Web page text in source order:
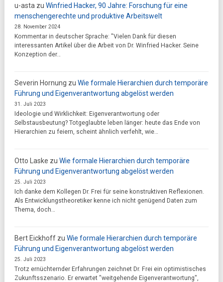
u-asta zu Winfried Hacker, 90 Jahre: Forschung für eine
menschengerechte und produktive Arbeitswelt
28. November 2024
Kommentar in deutscher Sprache: "Vielen Dank für diesen
interessanten Artikel über die Arbeit von Dr. Winfried Hacker. Seine
Konzeption der…
Severin Hornung zu Wie formale Hierarchien durch temporäre
Führung und Eigenverantwortung abgelöst werden
31. Juli 2023
Ideologie und Wirklichkeit: Eigenverantwortung oder
Selbstausbeutung? Totgeglaubte leben länger: heute das Ende von
Hierarchien zu feiern, scheint ähnlich verfehlt, wie…
Otto Laske zu Wie formale Hierarchien durch temporäre
Führung und Eigenverantwortung abgelöst werden
25. Juli 2023
Ich danke dem Kollegen Dr. Frei für seine konstruktiven Reflexionen.
Als Entwicklungstheoretiker kenne ich nicht genügend Daten zum
Thema, doch…
Bert Eickhoffzu Wie formale Hierarchien durch temporäre
Führung und Eigenverantwortung abgelöst werden
25. Juli 2023
Trotz ernüchternder Erfahrungen zeichnet Dr. Frei ein optimistisches
Zukunftsszenario. Er erwartet "weitgehende Eigenverantwortung",